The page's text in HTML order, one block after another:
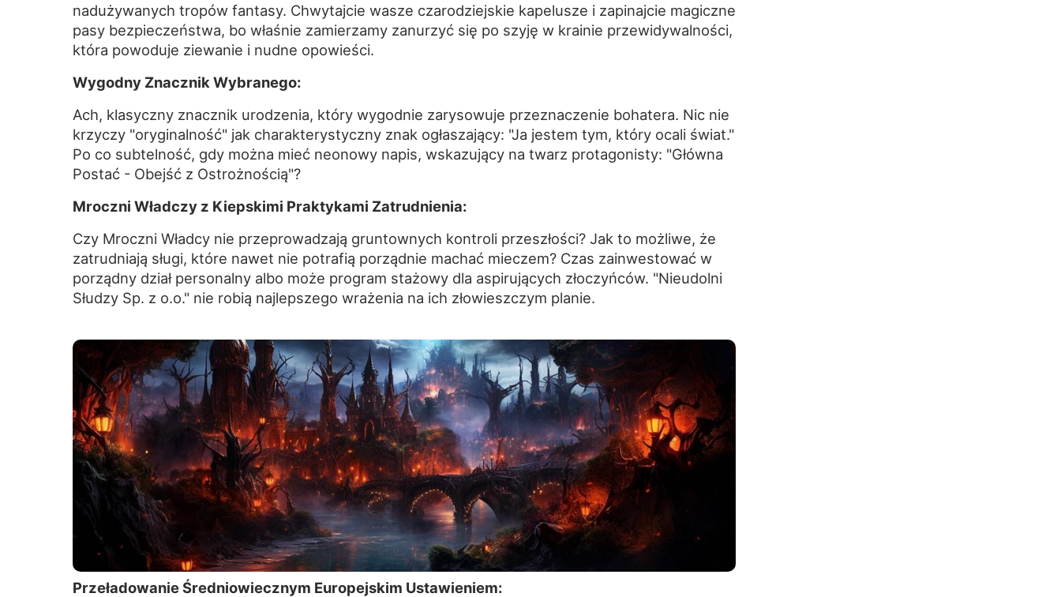
nadużywanych tropów fantasy. Chwytajcie wasze czarodziejskie kapelusze i zapinajcie magiczne
pasy bezpieczeństwa, bo właśnie zamierzamy zanurzyć się po szyję w krainie przewidywalności,
która powoduje ziewanie i nudne opowieści.
Wygodny Znacznik Wybranego:
Ach, klasyczny znacznik urodzenia, który wygodnie zarysowuje przeznaczenie bohatera. Nic nie
krzyczy "oryginalność" jak charakterystyczny znak ogłaszający: "Ja jestem tym, który ocali świat."
Po co subtelność, gdy można mieć neonowy napis, wskazujący na twarz protagonisty: "Główna
Postać - Obejść z Ostrożnością"?
Mroczni Władczy z Kiepskimi Praktykami Zatrudnienia:
Czy Mroczni Władcy nie przeprowadzają gruntownych kontroli przeszłości? Jak to możliwe, że
zatrudniają sługi, które nawet nie potrafią porządnie machać mieczem? Czas zainwestować w
porządny dział personalny albo może program stażowy dla aspirujących złoczyńców. "Nieudolni
Słudzy Sp. z o.o." nie robią najlepszego wrażenia na ich złowieszczym planie.
Przeładowanie Średniowiecznym Europejskim Ustawieniem: